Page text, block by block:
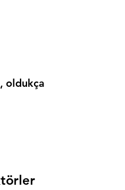
oldukça